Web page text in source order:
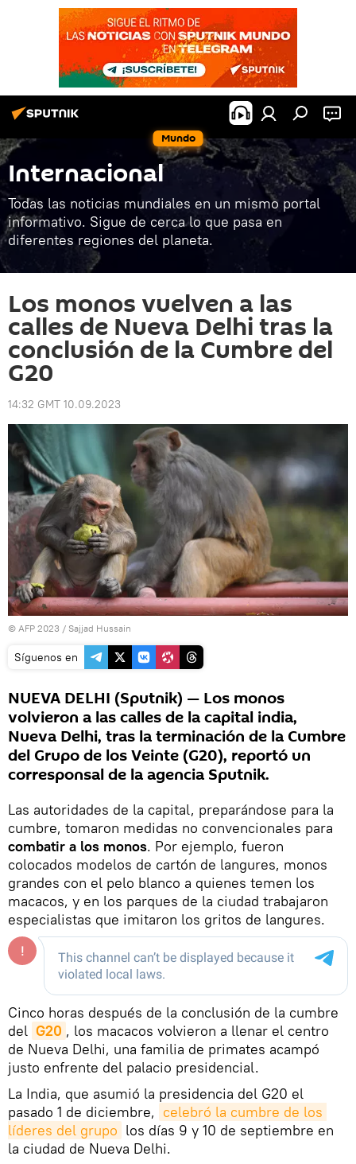
Mundo
Internacional
Todas las noticias mundiales en un mismo portal
informativo. Sigue de cerca lo que pasa en
diferentes regiones del planeta.
Los monos vuelven a las
calles de Nueva Delhi tras la
conclusión de la Cumbre del
G20
14:32 GMT 10.09.2023
© AFP 2023 / Sajjad Hussain
Síguenos en
NUEVA DELHI (Sputnik) — Los monos
volvieron a las calles de la capital india,
Nueva Delhi, tras la terminación de la Cumbre
del Grupo de los Veinte (G20), reportó un
corresponsal de la agencia Sputnik.
Las autoridades de la capital, preparándose para la
cumbre, tomaron medidas no convencionales para
combatir a los monos. Por ejemplo, fueron
colocados modelos de cartón de langures, monos
grandes con el pelo blanco a quienes temen los
macacos, y en los parques de la ciudad trabajaron
especialistas que imitaron los gritos de langures.
Cinco horas después de la conclusión de la cumbre
del G20 , los macacos volvieron a llenar el centro
de Nueva Delhi, una familia de primates acampó
justo enfrente del palacio presidencial.
La India, que asumió la presidencia del G20 el
pasado 1 de diciembre, celebró la cumbre de los
líderes del grupo los días 9 y 10 de septiembre en
la ciudad de Nueva Delhi.